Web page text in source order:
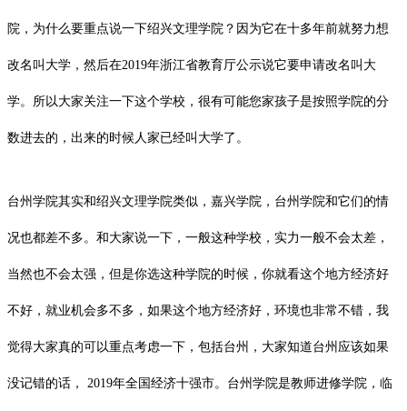
院，为什么要重点说一下绍兴文理学院？因为它在十多年前就努力想
改名叫大学，然后在2019年浙江省教育厅公示说它要申请改名叫大
学。所以大家关注一下这个学校，很有可能您家孩子是按照学院的分
数进去的，出来的时候人家已经叫大学了。
台州学院其实和绍兴文理学院类似， 嘉兴学院 ，台州学院和它们的情
况也都差不多。和大家说一下，一般这种学校，实力一般不会太差，
当然也不会太强，但是你选这种学院的时候，你就看这个地方经济好
不好，就业机会多不多，如果这个地方经济好，环境也非常不错，我
觉得大家真的可以重点考虑一下，包括台州，大家知道台州应该如果
没记错的话， 2019年全国经济十强市。台州学院是教师进修学院，临